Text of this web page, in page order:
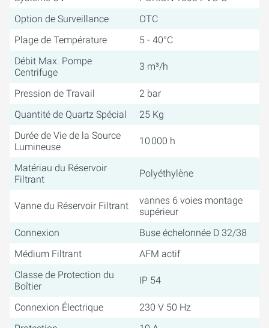
Option de Surveillance
OTC
Plage de Température
5 - 40°C
Débit Max. Pompe
Centrifuge
3 m³/h
Pression de Travail
2 bar
Quantité de Quartz Spécial
25 Kg
Durée de Vie de la Source
Lumineuse
10 000 h
Matériau du Réservoir
Filtrant
Polyéthylène
Vanne du Réservoir Filtrant
vannes 6 voies montage
supérieur
Connexion
Buse échelonnée D 32/38
Médium Filtrant
AFM actif
Classe de Protection du
Boîtier
IP 54
Connexion Électrique
230 V 50 Hz